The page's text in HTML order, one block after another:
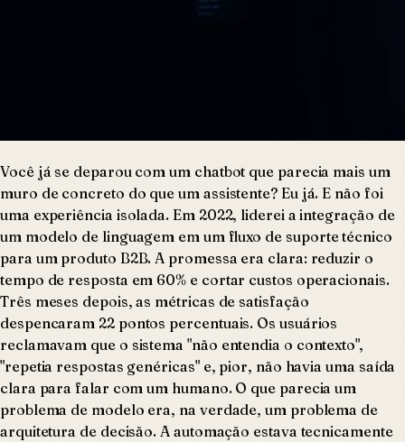
Você já se deparou com um chatbot que parecia mais um
muro de concreto do que um assistente? Eu já. E não foi
uma experiência isolada. Em 2022, liderei a integração de
um modelo de linguagem em um fluxo de suporte técnico
para um produto B2B. A promessa era clara: reduzir o
tempo de resposta em 60% e cortar custos operacionais.
Três meses depois, as métricas de satisfação
despencaram 22 pontos percentuais. Os usuários
reclamavam que o sistema "não entendia o contexto",
"repetia respostas genéricas" e, pior, não havia uma saída
clara para falar com um humano. O que parecia um
problema de modelo era, na verdade, um problema de
arquitetura de decisão. A automação estava tecnicamente